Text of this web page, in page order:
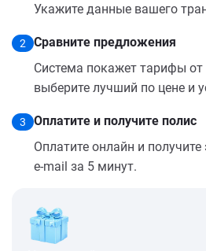
Укажите данные вашего
2
Сравните предложения
Система покажет тарифы
выберите лучший по цене и
3
Оплатите и получите полис
Оплатите онлайн и
e-mail за 5 минут.